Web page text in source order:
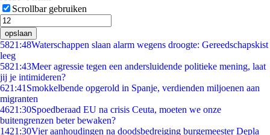
Scrollbar gebruiken
opslaan
5821:48Waterschappen slaan alarm wegens droogte: Gereedschapskist
leeg
5821:43Meer agressie tegen een andersluidende politieke mening, laat
jij je intimideren?
621:41 Smokkelbende opgerold in Spanje, verdienden miljoenen aan
migranten
4621:30Spoedberaad EU na crisis Ceuta, moeten we onze
buitengrenzen beter bewaken?
1421:30Vier aanhoudingen na doodsbedreiging burgemeester Depla